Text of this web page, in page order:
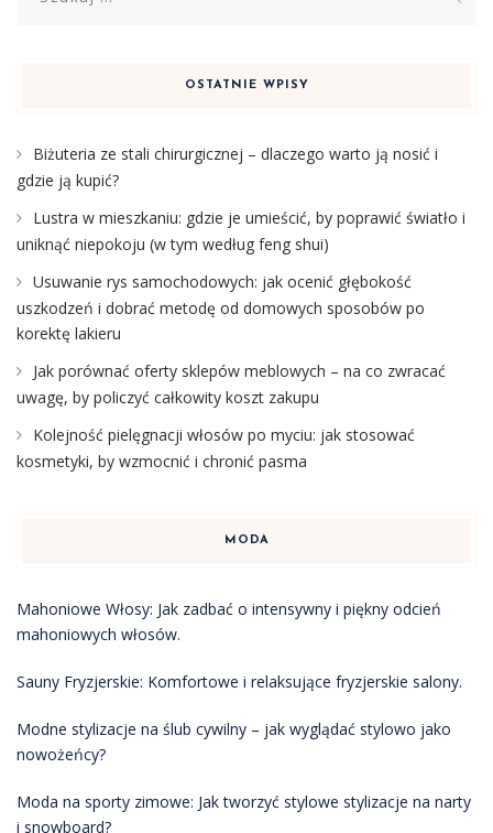
OSTATNIE WPISY
Biżuteria ze stali chirurgicznej – dlaczego warto ją nosić i
gdzie ją kupić?
Lustra w mieszkaniu: gdzie je umieścić, by poprawić światło i
uniknąć niepokoju (w tym według feng shui)
Usuwanie rys samochodowych: jak ocenić głębokość
uszkodzeń i dobrać metodę od domowych sposobów po
korektę lakieru
Jak porównać oferty sklepów meblowych – na co zwracać
uwagę, by policzyć całkowity koszt zakupu
Kolejność pielęgnacji włosów po myciu: jak stosować
kosmetyki, by wzmocnić i chronić pasma
MODA
Mahoniowe Włosy: Jak zadbać o intensywny i piękny odcień
mahoniowych włosów.
Sauny Fryzjerskie: Komfortowe i relaksujące fryzjerskie salony.
Modne stylizacje na ślub cywilny – jak wyglądać stylowo jako
nowożeńcy?
Moda na sporty zimowe: Jak tworzyć stylowe stylizacje na narty
i snowboard?